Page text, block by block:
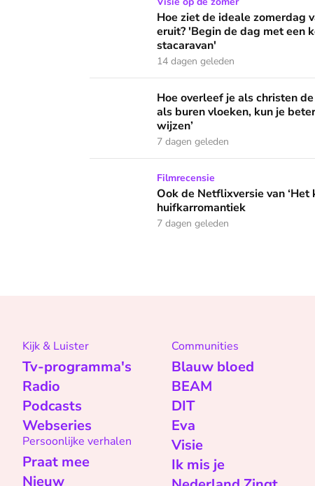
Hoe ziet de ideale zomerdag
eruit? 'Begin de dag met een
stacaravan'
14 dagen geleden
Hoe overleef je als christen de
Hoe overleef je als christen
als buren vloeken, kun je
wijzen’
7 dagen geleden
Ook de Netflixversie van ‘Het kleine huis’
Filmrecensie
Ook de Netflixversie van ‘Het
huifkarromantiek
7 dagen geleden
Kijk & Luister
Tv-programma's
Radio
Podcasts
Webseries
Persoonlijke verhalen
Praat mee
Nieuw
Communities
Blauw bloed
BEAM
DIT
Eva
Visie
Ik mis je